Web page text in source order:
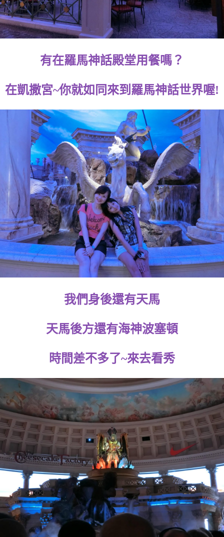
有在羅馬神話殿堂用餐嗎？
在凱撒宮~你就如同來到羅馬神話世界喔!
我們身後還有天馬
天馬後方還有海神波塞頓
時間差不多了~來去看秀